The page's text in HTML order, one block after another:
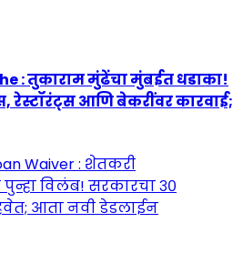
: तुकाराम मुंढेंचा मुंबईत धडाका!
रेस्टॉरंट्स आणि बेकरींवर कारवाई;